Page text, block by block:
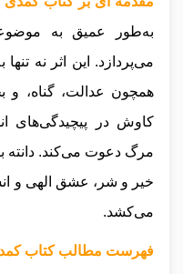
به‌طور عمیق به
می‌پردازد. این اثر نه
همچون عدالت، گناه، و
کاوش در پیچیدگی‌های
مرگ دعوت می‌کند. دانته
خیر و شر، عشق الهی و
می‌کشد.
فهرست مطالب کتاب کمدی